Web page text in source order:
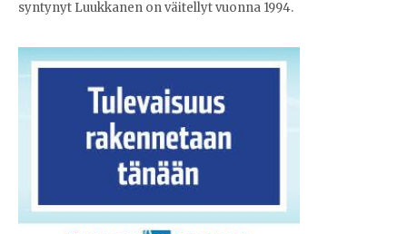
syntynyt Luukkanen on väitellyt vuonna 1994.